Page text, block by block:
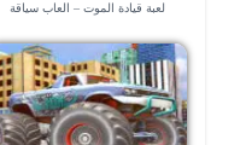
لعبة قيادة الموت – العاب سياقة